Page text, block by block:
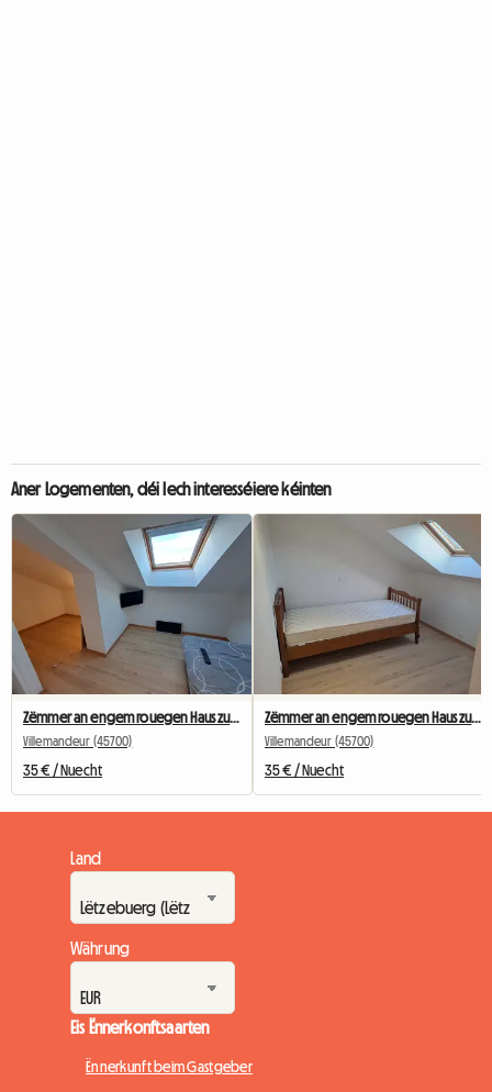
Aner Logementen, déi Iech interesséiere kéinten
Zëmmer an engem rouegen Haus zu Villemandeur. (Gaartniveau)
Villemandeur (45700)
35 € / Nuecht
Zëmmer an engem rouegen Haus zu Villemandeur. (Uewen, Wee)
Villemandeur (45700)
35 € / Nuecht
Land
Währung
Eis Ënnerkonftsaarten
Ënnerkunft beim Gastgeber